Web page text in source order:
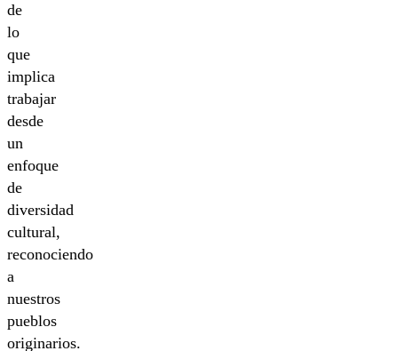
de
lo
que
implica
trabajar
desde
un
enfoque
de
diversidad
cultural,
reconociendo
a
nuestros
pueblos
originarios.